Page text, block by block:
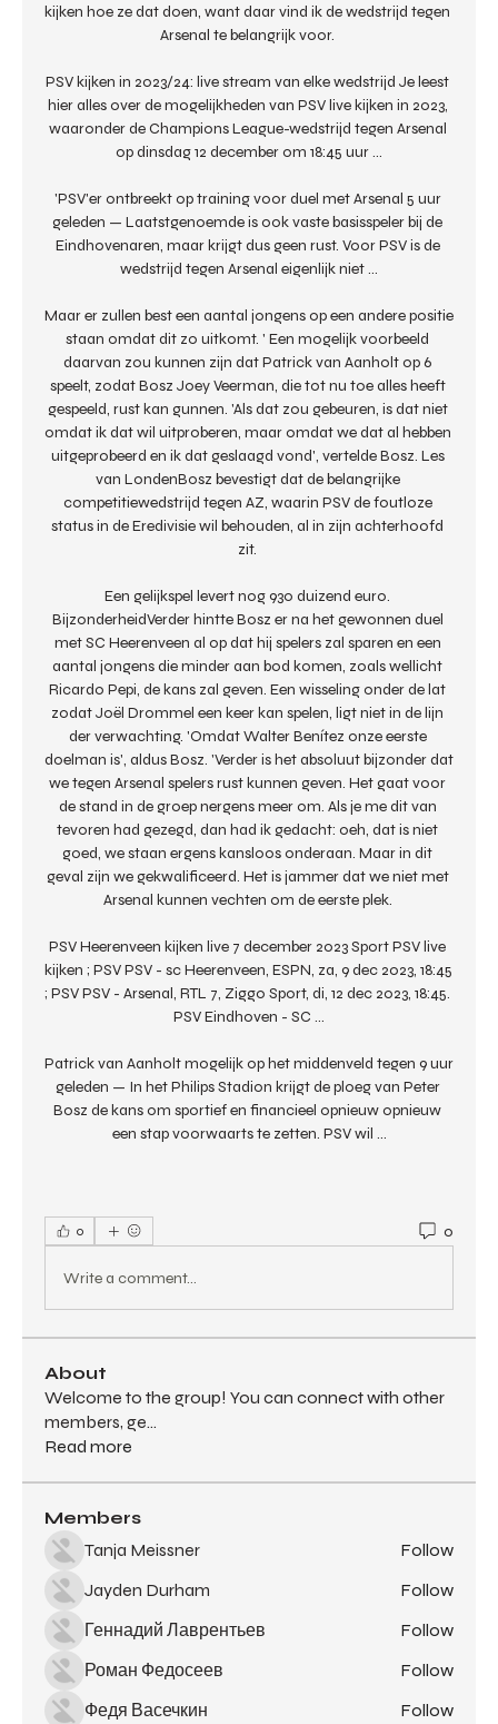
kijken hoe ze dat doen, want daar vind ik de wedstrijd tegen
Arsenal te belangrijk voor.
PSV kijken in 2023/24: live stream van elke wedstrijd Je leest
hier alles over de mogelijkheden van PSV live kijken in 2023,
waaronder de Champions League-wedstrijd tegen Arsenal
op dinsdag 12 december om 18:45 uur ...
'PSV'er ontbreekt op training voor duel met Arsenal 5 uur
geleden — Laatstgenoemde is ook vaste basisspeler bij de
Eindhovenaren, maar krijgt dus geen rust. Voor PSV is de
wedstrijd tegen Arsenal eigenlijk niet ...
Maar er zullen best een aantal jongens op een andere positie
staan omdat dit zo uitkomt. ' Een mogelijk voorbeeld
daarvan zou kunnen zijn dat Patrick van Aanholt op 6
speelt, zodat Bosz Joey Veerman, die tot nu toe alles heeft
gespeeld, rust kan gunnen. 'Als dat zou gebeuren, is dat niet
omdat ik dat wil uitproberen, maar omdat we dat al hebben
uitgeprobeerd en ik dat geslaagd vond', vertelde Bosz. Les
van LondenBosz bevestigt dat de belangrijke
competitiewedstrijd tegen AZ, waarin PSV de foutloze
status in de Eredivisie wil behouden, al in zijn achterhoofd
zit.
Een gelijkspel levert nog 930 duizend euro.
BijzonderheidVerder hintte Bosz er na het gewonnen duel
met SC Heerenveen al op dat hij spelers zal sparen en een
aantal jongens die minder aan bod komen, zoals wellicht
Ricardo Pepi, de kans zal geven. Een wisseling onder de lat
zodat Joël Drommel een keer kan spelen, ligt niet in de lijn
der verwachting. 'Omdat Walter Benítez onze eerste
doelman is', aldus Bosz. 'Verder is het absoluut bijzonder dat
we tegen Arsenal spelers rust kunnen geven. Het gaat voor
de stand in de groep nergens meer om. Als je me dit van
tevoren had gezegd, dan had ik gedacht: oeh, dat is niet
goed, we staan ergens kansloos onderaan. Maar in dit
geval zijn we gekwalificeerd. Het is jammer dat we niet met
Arsenal kunnen vechten om de eerste plek.
PSV Heerenveen kijken live 7 december 2023 Sport PSV live
kijken ; PSV PSV - sc Heerenveen, ESPN, za, 9 dec 2023, 18:45
; PSV PSV - Arsenal, RTL 7, Ziggo Sport, di, 12 dec 2023, 18:45.
PSV Eindhoven - SC ...
Patrick van Aanholt mogelijk op het middenveld tegen 9 uur
geleden — In het Philips Stadion krijgt de ploeg van Peter
Bosz de kans om sportief en financieel opnieuw opnieuw
een stap voorwaarts te zetten. PSV wil ...
0 0
Write a comment...
About
Welcome to the group! You can connect with other
members, ge...
Read more
Members
Tanja Meissner
Follow
Jayden Durham
Follow
Геннадий Лаврентьев
Follow
Роман Федосеев
Follow
Федя Васечкин
Follow